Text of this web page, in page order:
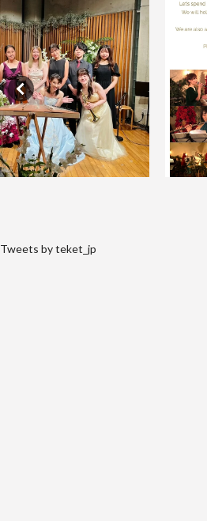
Tweets by teket_jp